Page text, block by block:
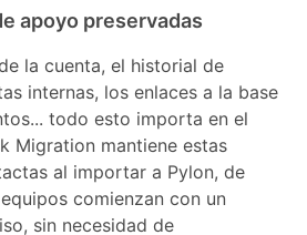
apoyo preservadas
la cuenta, el historial de
internas, los enlaces a la base
todo esto importa en el
Migration mantiene estas
al importar a Pylon, de
comienzan con un
sin necesidad de